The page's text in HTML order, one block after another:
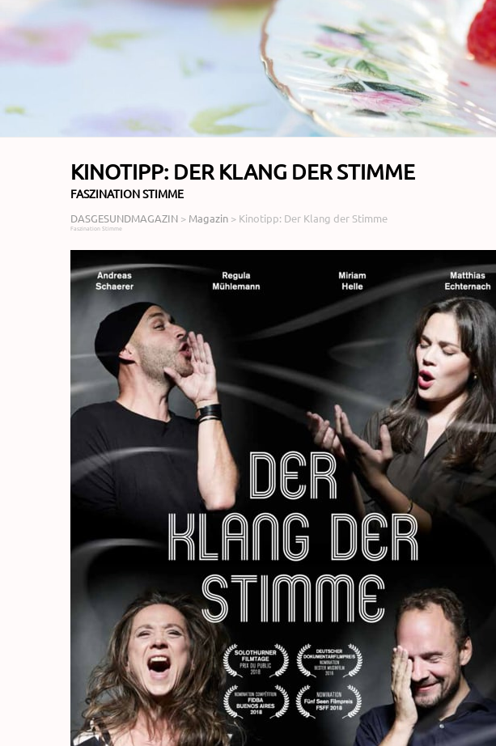
KINOTIPP: DER KLANG DER STIMME
FASZINATION STIMME
DASGESUNDMAGAZIN > Magazin > Kinotipp: Der Klang der Stimme
Faszination Stimme